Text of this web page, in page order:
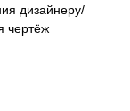
дизайнеру/
чертёж